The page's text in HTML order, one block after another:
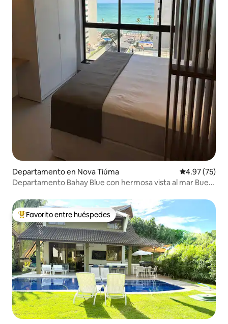
Departamento en Nova Tiúma Calificación
4.97 (75)
Departamento Bahay Blue con hermosa vista al mar Buen
De los mejores en Favorito entre huéspedes
Favorito entre huéspedes